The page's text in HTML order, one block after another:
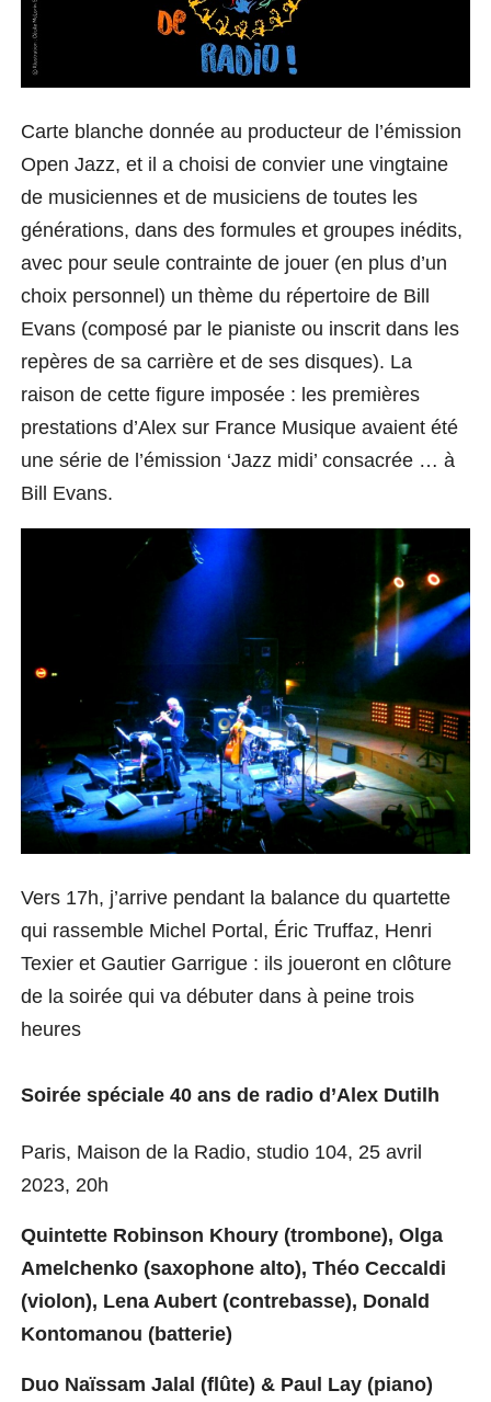
Carte blanche donnée au producteur de l’émission
Open Jazz, et il a choisi de convier une vingtaine
de musiciennes et de musiciens de toutes les
générations, dans des formules et groupes inédits,
avec pour seule contrainte de jouer (en plus d’un
choix personnel) un thème du répertoire de Bill
Evans (composé par le pianiste ou inscrit dans les
repères de sa carrière et de ses disques). La
raison de cette figure imposée : les premières
prestations d’Alex sur France Musique avaient été
une série de l’émission ‘Jazz midi’ consacrée … à
Bill Evans.
Vers 17h, j’arrive pendant la balance du quartette
qui rassemble Michel Portal, Éric Truffaz, Henri
Texier et Gautier Garrigue : ils joueront en clôture
de la soirée qui va débuter dans à peine trois
heures
Soirée spéciale 40 ans de radio d’Alex Dutilh
Paris, Maison de la Radio, studio 104, 25 avril
2023, 20h
Quintette Robinson Khoury (trombone), Olga
Amelchenko (saxophone alto), Théo Ceccaldi
(violon), Lena Aubert (contrebasse), Donald
Kontomanou (batterie)
Duo Naïssam Jalal (flûte) & Paul Lay (piano)